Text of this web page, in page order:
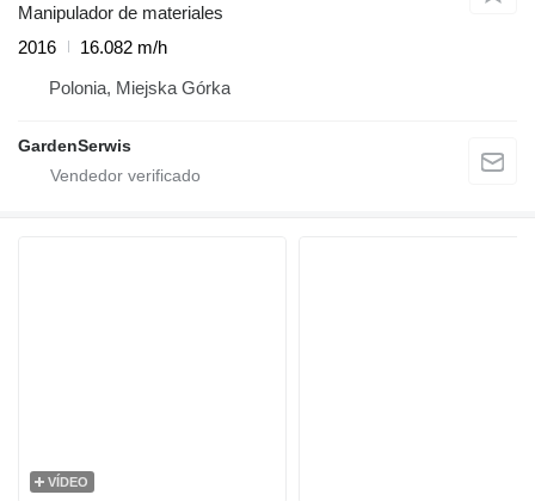
Manipulador de materiales
2016
16.082 m/h
Polonia, Miejska Górka
GardenSerwis
VÍDEO